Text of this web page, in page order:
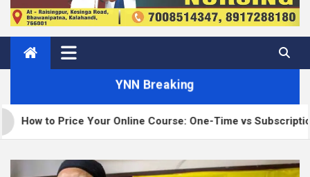
YNN Breaking
Your Online Course: One-Time vs Subscription vs